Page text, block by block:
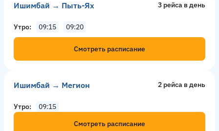
Ишимбай → Пыть-Ях 3 рейсa в день
Утро 09:15 09:20
Смотреть расписание
Ишимбай → Мегион 2 рейсa в день
Утро
09:15
Смотреть расписание